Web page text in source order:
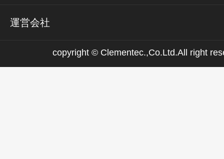
運営会社
copyright © Clementec.,Co.Ltd.All right